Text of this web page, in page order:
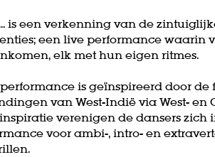
is een verkenning van de
een live performance waarin
elk met hun eigen ritmes.
is geïnspireerd door
van West-Indië via West-
verenigen de dansers zich
voor ambi-, intro- en